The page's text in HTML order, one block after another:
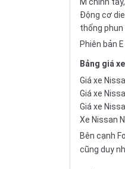
Động cơ
thống
Phiên bản
Bảng giá
Giá xe
Giá xe
Giá xe
Xe Nissan
Bên cạnh
cũng duy